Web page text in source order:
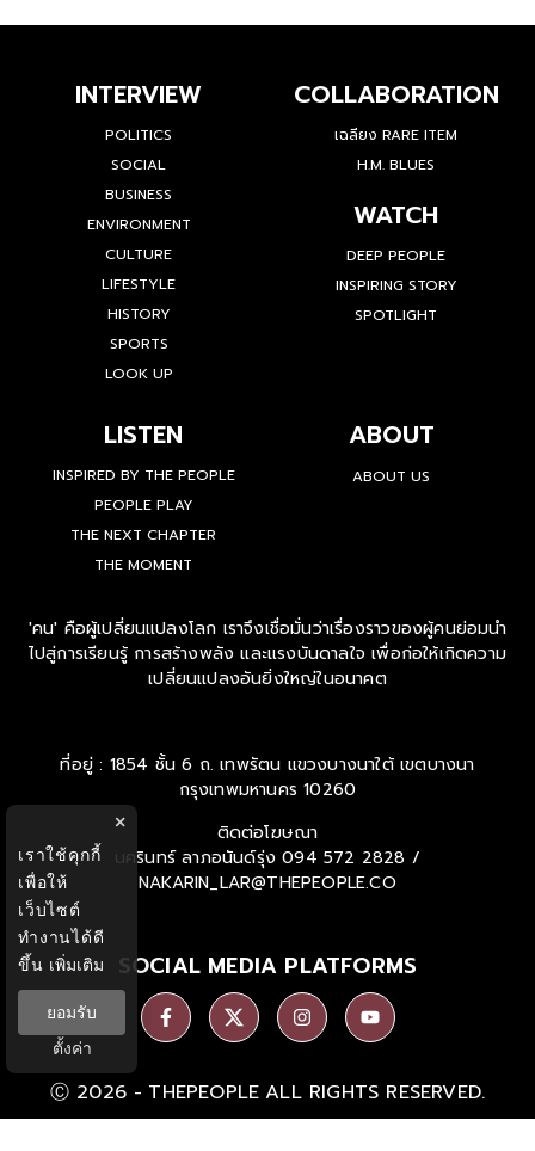
INTERVIEW
POLITICS
SOCIAL
BUSINESS
ENVIRONMENT
CULTURE
LIFESTYLE
HISTORY
SPORTS
LOOK UP
COLLABORATION
เฉลียง RARE ITEM
H.M. BLUES
WATCH
DEEP PEOPLE
INSPIRING STORY
SPOTLIGHT
LISTEN
INSPIRED BY THE PEOPLE
PEOPLE PLAY
THE NEXT CHAPTER
THE MOMENT
ABOUT
ABOUT US
'คน' คือผู้เปลี่ยนแปลงโลก เราจึงเชื่อมั่นว่าเรื่องราวของผู้คนย่อมนำ
ไปสู่การเรียนรู้ การสร้างพลัง และแรงบันดาลใจ เพื่อก่อให้เกิดความ
เปลี่ยนแปลงอันยิ่งใหญ่ในอนาคต
ที่อยู่ : 1854 ชั้น 6 ถ. เทพรัตน แขวงบางนาใต้ เขตบางนา
กรุงเทพมหานคร 10260
ติดต่อโฆษณา
นครินทร์ ลาภอนันด์รุ่ง 094 572 2828 /
NAKARIN_LAR@THEPEOPLE.CO
SOCIAL MEDIA PLATFORMS
Ⓒ 2026 - THEPEOPLE ALL RIGHTS RESERVED.
×
เราใช้คุกกี้
เพื่อให้
เว็บไซต์
ทำงานได้ดี
ขึ้น เพิ่มเติม
ยอมรับ
ตั้งค่า